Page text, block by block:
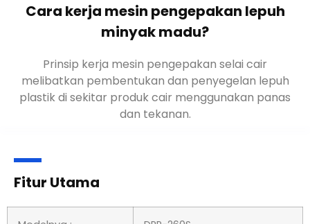
Cara kerja mesin pengepakan lepuh
minyak madu?
Prinsip kerja mesin pengepakan selai cair
melibatkan pembentukan dan penyegelan lepuh
plastik di sekitar produk cair menggunakan panas
dan tekanan.
Fitur Utama